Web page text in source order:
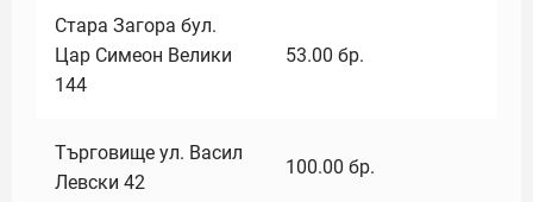
Стара Загора бул.
Цар Симеон Велики
144
53.00 бр.
Търговище ул. Васил
Левски 42
100.00 бр.